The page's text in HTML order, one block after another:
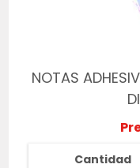
NOTAS
Cantidad